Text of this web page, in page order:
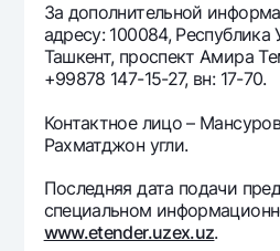
Ищите по сайту
Найти
Полезные ссылки
Часто задаваемые вопросы
Пресс-центр
За дополнительной
адресу: 100084, Республика
Ташкент, проспект Амира
+99878 147-15-27, вн: 17-70.
Контактное лицо –
Рахматджон угли.
Последняя дата подачи
специальном
www.etender.uzex.uz.